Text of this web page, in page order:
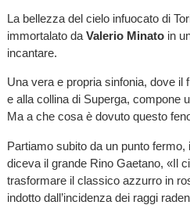
La bellezza del cielo infuocato di
immortalato da Valerio Minatoin
incantare.
Una vera e propria sinfonia, dove il
e alla collina di Superga, compone
Ma a che cosa è dovuto questo
Partiamo subito da un punto
diceva il grande Rino Gaetano, «Il
trasformare il classico azzurro in
indotto dall’incidenza dei raggi